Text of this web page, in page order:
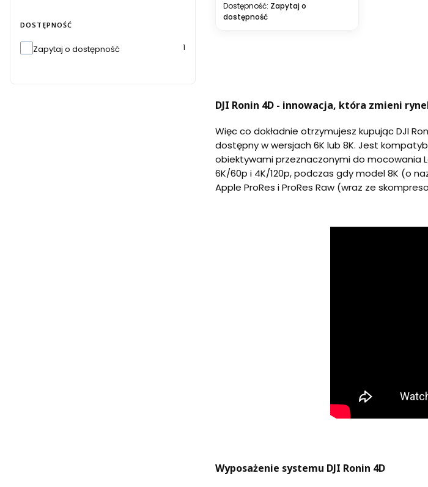
DOSTĘPNOŚĆ
Dostępność
Zapytaj o dostępność 1
Dostępność: Zapytaj o
dostępność
DJI Ronin 4D - innowacja, która zmieni
Więc co dokładnie otrzymujesz kupując DJI
dostępny w wersjach 6K lub 8K. Jest
obiektywami przeznaczonymi do mocowania
6K/60p i 4K/120p, podczas gdy model 8K (o
Apple ProRes i ProRes Raw (wraz ze
Wyposażenie systemu DJI Ronin 4D